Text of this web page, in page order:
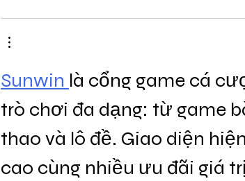
Sunwin là cổng game cá
trò chơi đa dạng: từ game
thao và lô đề. Giao diện
cao cùng nhiều ưu đãi giá